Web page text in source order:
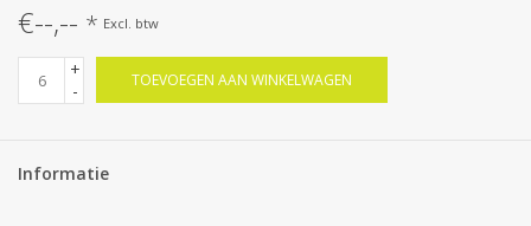
€--,-- * Excl. btw
+
-
TOEVOEGEN AAN WINKELWAGEN
Informatie